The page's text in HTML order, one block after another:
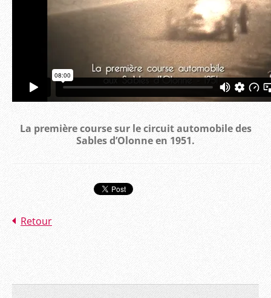
La première course sur le circuit automobile des
Sables d’Olonne en 1951.
Retour